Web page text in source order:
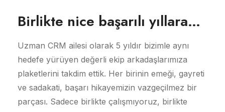
Birlikte nice başarılı yıllara…
Uzman CRM ailesi olarak 5 yıldır bizimle aynı
hedefe yürüyen değerli ekip arkadaşlarımıza
plaketlerini takdim ettik. Her birinin emeği, gayreti
ve sadakati, başarı hikayemizin vazgeçilmez bir
parçası. Sadece birlikte çalışmıyoruz, birlikte